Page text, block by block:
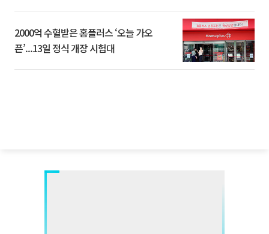
2000억 수혈받은 홈플러스 ‘오늘 가오
픈’...13일 정식 개장 시험대